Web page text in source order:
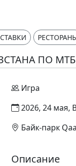
ПО МТБ
Игра
2026, 24 мая,
Байк-парк
Описание